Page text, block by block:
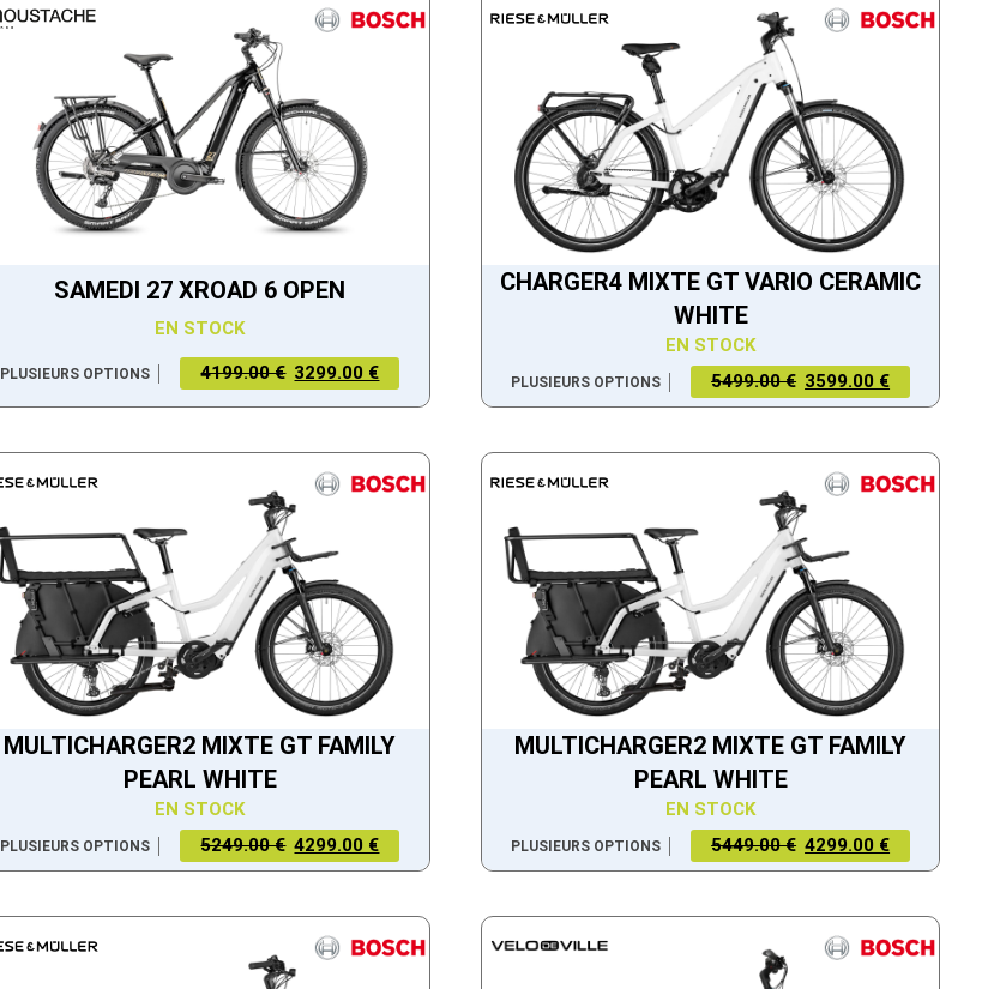
SAMEDI 27 XROAD 6 OPEN
EN STOCK
PLUSIEURS OPTIONS 4199.00 € 3299.00 €
CHARGER4 MIXTE GT VARIO CERAMIC
WHITE
EN STOCK
PLUSIEURS OPTIONS 5499.00 € 3599.00 €
MULTICHARGER2 MIXTE GT FAMILY
PEARL WHITE
EN STOCK
PLUSIEURS OPTIONS 5249.00 € 4299.00 €
MULTICHARGER2 MIXTE GT FAMILY
PEARL WHITE
EN STOCK
PLUSIEURS OPTIONS 5449.00 € 4299.00 €